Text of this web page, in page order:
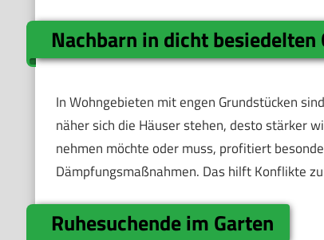
Nachbarn in dicht besiedelten
In Wohngebieten mit engen Grundstücken
näher sich die Häuser stehen, desto stärker
nehmen möchte oder muss, profitiert
Dämpfungsmaßnahmen. Das hilft Konflikte
Ruhesuchende im Garten